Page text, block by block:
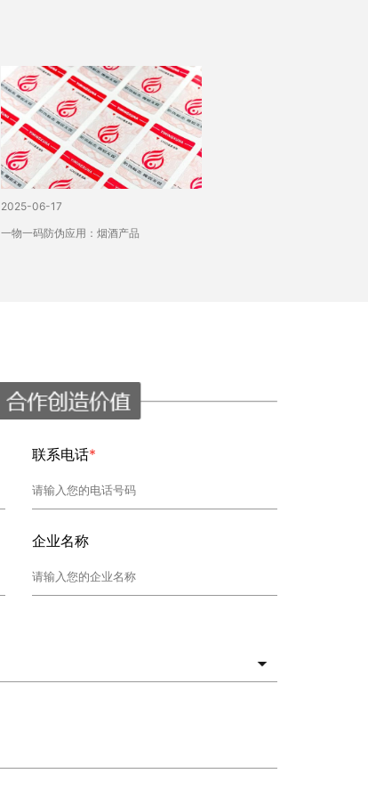
2025-06-17
一物一码防伪应用：烟酒产品
联系电话*
企业名称